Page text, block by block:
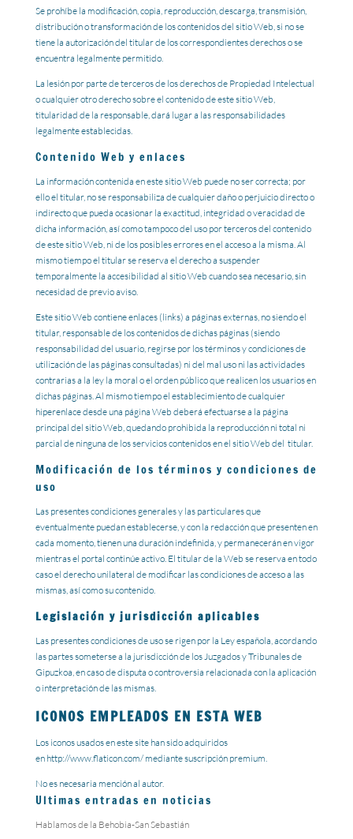
Se prohíbe la modificación, copia, reproducción, descarga, transmisión,
distribución o transformación de los contenidos del sitio Web, si no se
tiene la autorización del titular de los correspondientes derechos o se
encuentra legalmente permitido.
La lesión por parte de terceros de los derechos de Propiedad Intelectual
o cualquier otro derecho sobre el contenido de este sitio Web,
titularidad de la responsable, dará lugar a las responsabilidades
legalmente establecidas.
Contenido Web y enlaces
La información contenida en este sitio Web puede no ser correcta; por
ello el titular, no se responsabiliza de cualquier daño o perjuicio directo o
indirecto que pueda ocasionar la exactitud, integridad o veracidad de
dicha información, así como tampoco del uso por terceros del contenido
de este sitio Web, ni de los posibles errores en el acceso a la misma. Al
mismo tiempo el titular se reserva el derecho a suspender
temporalmente la accesibilidad al sitio Web cuando sea necesario, sin
necesidad de previo aviso.
Este sitio Web contiene enlaces (links) a páginas externas, no siendo el
titular, responsable de los contenidos de dichas páginas (siendo
responsabilidad del usuario, regirse por los términos y condiciones de
utilización de las páginas consultadas) ni del mal uso ni las actividades
contrarias a la ley la moral o el orden público que realicen los usuarios en
dichas páginas.Al mismo tiempo el establecimiento de cualquier
hiperenlace desde una página Web deberá efectuarse a la página
principal del sitio Web, quedando prohibida la reproducción ni total ni
parcial de ninguna de los servicios contenidos en el sitio Web del titular.
Modificación de los términos y condiciones de
uso
Las presentes condiciones generales y las particulares que
eventualmente puedan establecerse, y con la redacción que presenten en
cada momento, tienen una duración indefinida, y permanecerán en vigor
mientras el portal continúe activo. El titular de la Web se reserva en todo
caso el derecho unilateral de modificar las condiciones de acceso a las
mismas, así como su contenido.
Legislación y jurisdicción aplicables
Las presentes condiciones de uso se rigen por la Ley española, acordando
las partes someterse a la jurisdicción de los Juzgados y Tribunales de
Gipuzkoa, en caso de disputa o controversia relacionada con la aplicación
o interpretación de las mismas.
ICONOS EMPLEADOS EN ESTA WEB
Los iconos usados en este site han sido adquiridos
en http://www.flaticon.com/ mediante suscripción premium.
No es necesaria mención al autor.
Ultimas entradas en noticias
Hablamos de la Behobia-San Sebastián